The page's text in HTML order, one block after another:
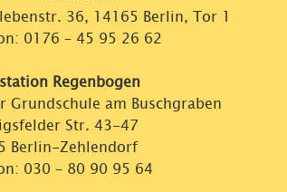
36, 14165 Berlin, Tor 1
0176 – 45 95 26 62
Regenbogen
Grundschule am Buschgraben
Str. 43-47
Berlin-Zehlendorf
030 – 80 90 95 64